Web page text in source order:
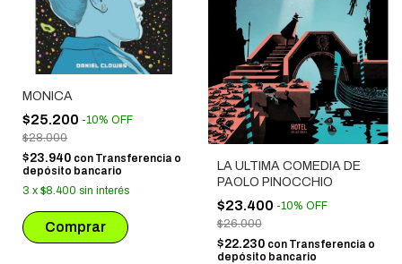
MONICA
$25.200 -10% OFF
$28.000
$23.940 con Transferencia o
depósito bancario
3 x $8.400 sin interés
LA ULTIMA COMEDIA DE
PAOLO PINOCCHIO
$23.400 -10% OFF
$26.000
$22.230 con Transferencia o
depósito bancario